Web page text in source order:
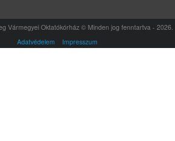
Vármegyei Oktatókórház © Minden jog fenntartva - 2026.
Adatvédelem
Impresszum